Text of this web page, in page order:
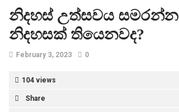
නිදහස් උත්සවය සමරන්න
නිදහසක් තියෙනවද?
February 3, 2023 0
104 views
Share